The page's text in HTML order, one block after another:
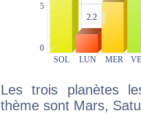
Les trois planètes
thème sont Mars,